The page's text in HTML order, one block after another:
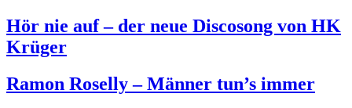
Hör nie auf – der neue Discosong von HK
Krüger
Ramon Roselly – Männer tun’s immer